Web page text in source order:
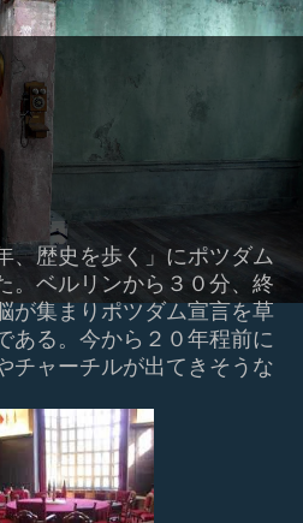
、歴史を歩く」にポツダム
。ベルリンから３０分、終
が集まりポツダム宣言を草
ある。今から２０年程前に
チャーチルが出てきそうな